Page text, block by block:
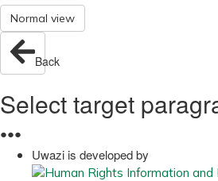
Normal view
Back
Select target
●●●
Uwazi is developed by